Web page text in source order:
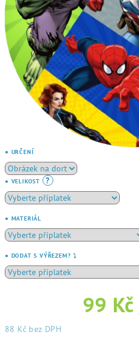
● URČENÍ
● VELIKOST ?
● MATERIÁL
● DODAT S VÝŘEZEM? ⤵️
99 Kč
88 Kč bez DPH